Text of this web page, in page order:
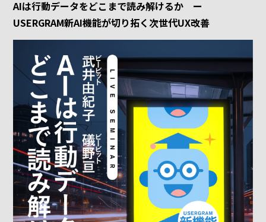
AIは行動データをどこまで読み解けるか ー
USERGRAM新AI機能が切り拓く次世代UX改善